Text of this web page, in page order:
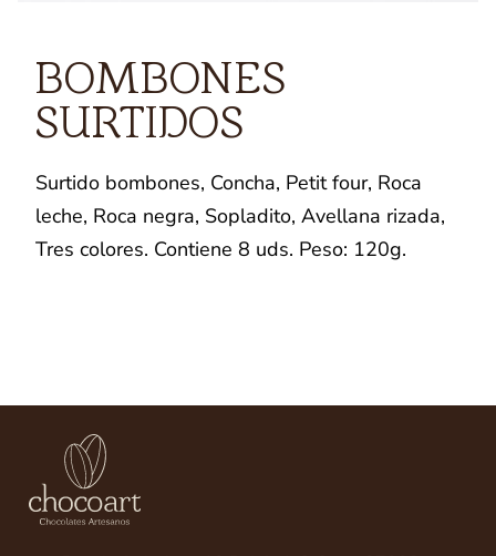
BOMBONES
SURTIDOS
Surtido bombones, Concha, Petit four, Roca
leche, Roca negra, Sopladito, Avellana rizada,
Tres colores. Contiene 8 uds. Peso: 120g.